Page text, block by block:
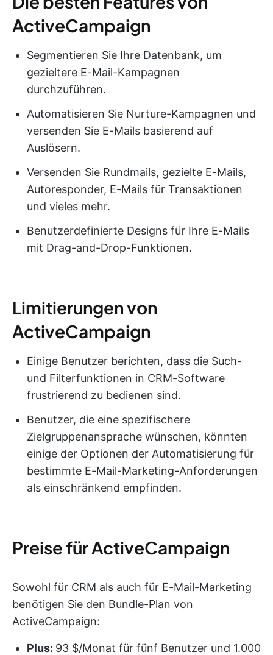
ActiveCampaign
Segmentieren Sie Ihre Datenbank, um
gezieltere E-Mail-Kampagnen
durchzuführen.
Automatisieren Sie Nurture-Kampagnen und
versenden Sie E-Mails basierend auf
Auslösern.
Versenden Sie Rundmails, gezielte E-Mails,
Autoresponder, E-Mails für Transaktionen
und vieles mehr.
Benutzerdefinierte Designs für Ihre E-Mails
mit Drag-and-Drop-Funktionen.
Limitierungen von
ActiveCampaign
Einige Benutzer berichten, dass die Such-
und Filterfunktionen in CRM-Software
frustrierend zu bedienen sind.
Benutzer, die eine spezifischere
Zielgruppenansprache wünschen, könnten
einige der Optionen der Automatisierung für
bestimmte E-Mail-Marketing-Anforderungen
als einschränkend empfinden.
Preise für ActiveCampaign
Sowohl für CRM als auch für E-Mail-Marketing
benötigen Sie den Bundle-Plan von
ActiveCampaign:
Plus: 93 $/Monat für fünf Benutzer und 1.000